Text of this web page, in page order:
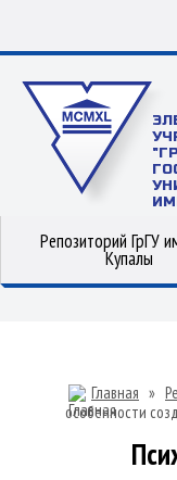
Репозиторий ГрГУ
Купалы
Главная »
особенности